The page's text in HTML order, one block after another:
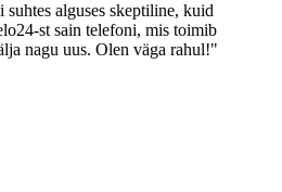
alguses skeptiline, kuid
st sain telefoni, mis toimib
nagu uus. Olen väga rahul!"